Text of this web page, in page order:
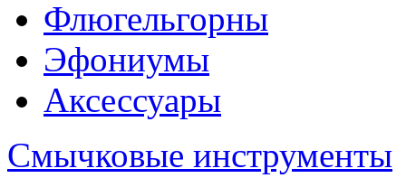
Флюгельгорны
Эфониумы
Аксессуары
Смычковые инструменты